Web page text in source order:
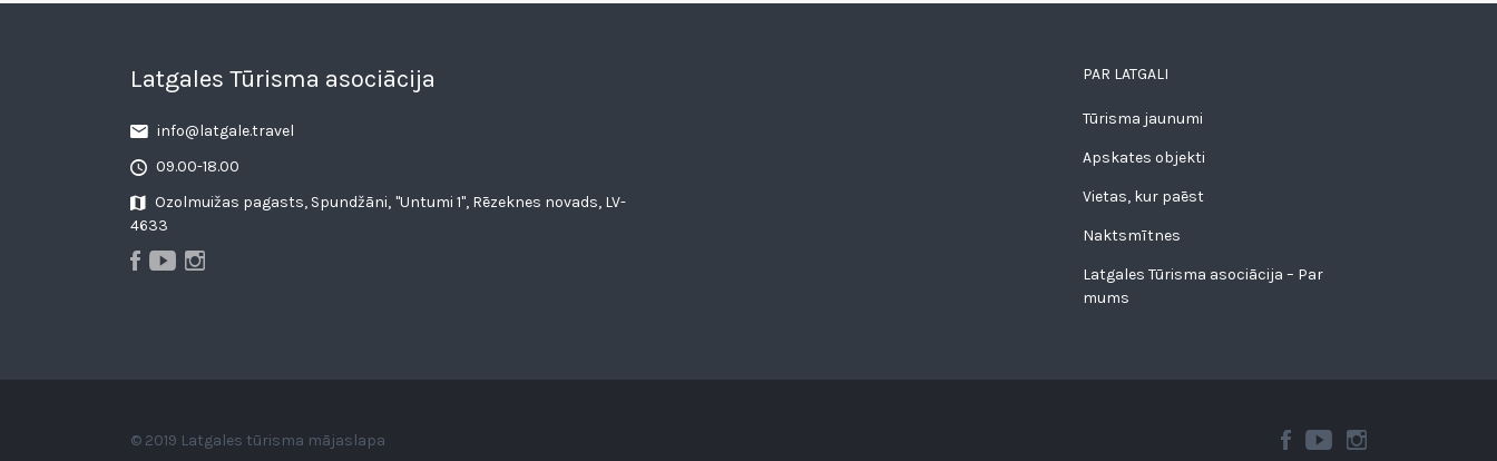
Latgales Tūrisma asociācija
info@latgale.travel
09.00-18.00
Ozolmuižas pagasts, Spundžāni, "Untumi 1", Rēzeknes novads, LV-
4633
PAR LATGALI
Tūrisma jaunumi
Apskates objekti
Vietas, kur paēst
Naktsmītnes
Latgales Tūrisma asociācija – Par
mums
© 2019 Latgales tūrisma mājaslapa